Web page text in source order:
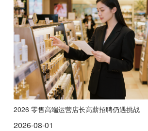
2026 零售高端运营店长高薪招聘仍遇挑战
2026-08-01